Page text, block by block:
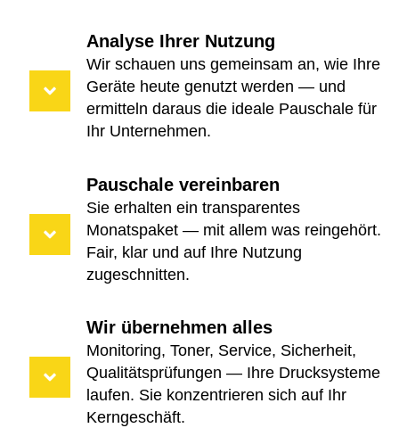
Analyse Ihrer Nutzung
Wir schauen uns gemeinsam an, wie Ihre
Geräte heute genutzt werden — und
ermitteln daraus die ideale Pauschale für
Ihr Unternehmen.
Pauschale vereinbaren
Sie erhalten ein transparentes
Monatspaket — mit allem was reingehört.
Fair, klar und auf Ihre Nutzung
zugeschnitten.
Wir übernehmen alles
Monitoring, Toner, Service, Sicherheit,
Qualitätsprüfungen — Ihre Drucksysteme
laufen. Sie konzentrieren sich auf Ihr
Kerngeschäft.